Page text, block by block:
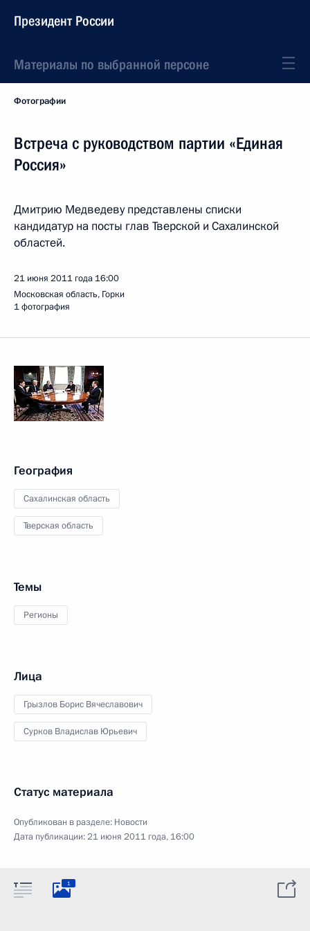
Президент России
Материалы по выбранной персоне
Фотографии
Встреча с руководством партии «Единая
Россия»
Дмитрию Медведеву представлены списки
кандидатур на посты глав Тверской и Сахалинской
областей.
21 июня 2011 года 16:00
Московская область, Горки
1 фотография
География
Сахалинская область
Тверская область
Темы
Регионы
Лица
Грызлов Борис Вячеславович
Сурков Владислав Юрьевич
Статус материала
Опубликован в разделе: Новости
Дата публикации:21 июня 2011 года, 16:00
1